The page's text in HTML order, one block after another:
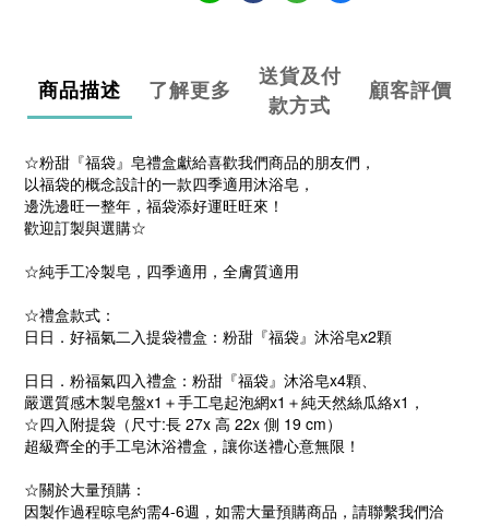
商品描述 了解更多
送貨及付
款方式
顧客評價
☆粉甜『福袋』皂禮盒獻給喜歡我們商品的朋友們，
以福袋的概念設計的一款四季適用沐浴皂，
邊洗邊旺一整年，福袋添好運旺旺來！
歡迎訂製與選購☆
☆純手工冷製皂，四季適用，全膚質適用
☆禮盒款式：
日日．好福氣二入提袋禮盒：粉甜『福袋』沐浴皂x2顆
日日．粉福氣四入禮盒：粉甜『福袋』沐浴皂x4顆、
嚴選質感木製皂盤x1＋手工皂起泡網x1＋純天然絲瓜絡x1，
☆四入附提袋（尺寸:長 27x 高 22x 側 19 cm）
超級齊全的手工皂沐浴禮盒，讓你送禮心意無限！
☆關於大量預購：
因製作過程晾皂約需4-6週，如需大量預購商品，請聯繫我們洽